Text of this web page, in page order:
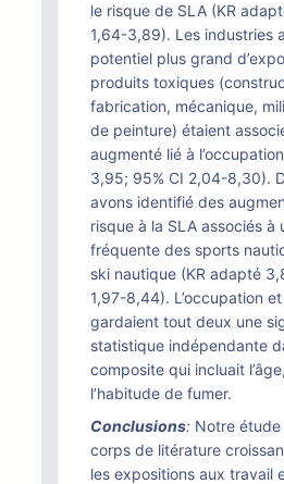
le risque de SLA (KR
1,64-3,89). Les industries
potentiel plus grand
produits toxiques
fabrication, mécanique,
de peinture) étaient
augmenté lié à
3,95; 95% CI 2,04-8,30).
avons identifié des
risque à la SLA associés à
fréquente des sports
ski nautique (KR adapté
1,97-8,44). L’occupation
gardaient tout deux une
statistique indépendante
composite qui incluait
l’habitude de fumer.
Conclusions: Notre
corps de litérature
les expositions aux travail